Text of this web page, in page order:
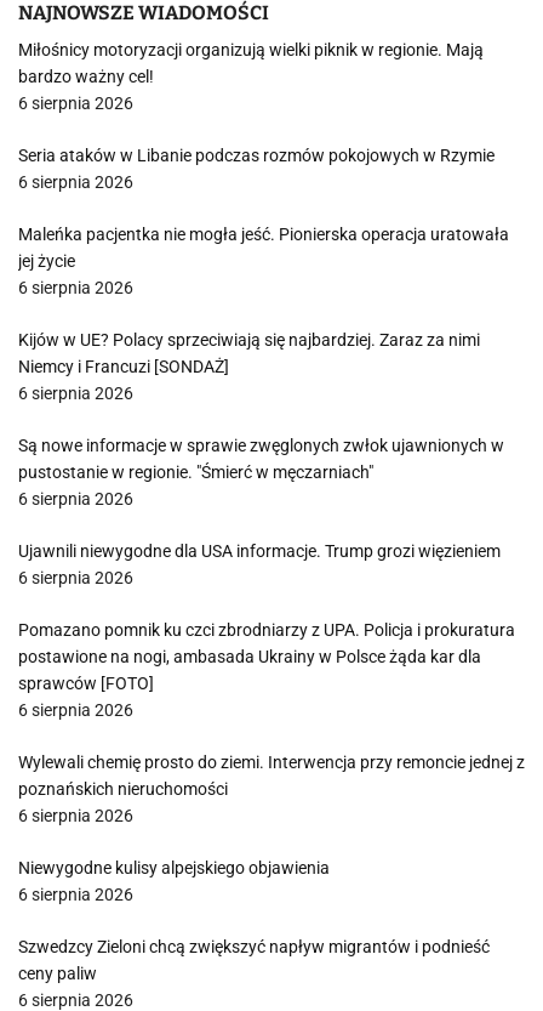
NAJNOWSZE WIADOMOŚCI
Miłośnicy motoryzacji organizują wielki piknik w regionie. Mają
bardzo ważny cel!
6 sierpnia 2026
Seria ataków w Libanie podczas rozmów pokojowych w Rzymie
6 sierpnia 2026
Maleńka pacjentka nie mogła jeść. Pionierska operacja uratowała
jej życie
6 sierpnia 2026
Kijów w UE? Polacy sprzeciwiają się najbardziej. Zaraz za nimi
Niemcy i Francuzi [SONDAŻ]
6 sierpnia 2026
Są nowe informacje w sprawie zwęglonych zwłok ujawnionych w
pustostanie w regionie. "Śmierć w męczarniach"
6 sierpnia 2026
Ujawnili niewygodne dla USA informacje. Trump grozi więzieniem
6 sierpnia 2026
Pomazano pomnik ku czci zbrodniarzy z UPA. Policja i prokuratura
postawione na nogi, ambasada Ukrainy w Polsce żąda kar dla
sprawców [FOTO]
6 sierpnia 2026
Wylewali chemię prosto do ziemi. Interwencja przy remoncie jednej z
poznańskich nieruchomości
6 sierpnia 2026
Niewygodne kulisy alpejskiego objawienia
6 sierpnia 2026
Szwedzcy Zieloni chcą zwiększyć napływ migrantów i podnieść
ceny paliw
6 sierpnia 2026